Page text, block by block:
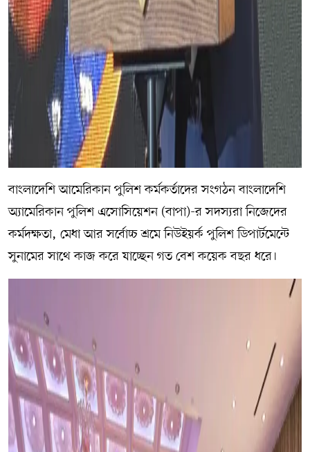
বাংলাদেশি আমেরিকান পুলিশ কর্মকর্তাদের সংগঠন বাংলাদেশি
অ্যামেরিকান পুলিশ এসোসিয়েশন (বাপা)-র সদস্যরা নিজেদের
কর্মদক্ষতা, মেধা আর সর্বোচ্চ শ্রমে নিউইয়র্ক পুলিশ ডিপার্টমেন্টে
সুনামের সাথে কাজ করে যাচ্ছেন গত বেশ কয়েক বছর ধরে।